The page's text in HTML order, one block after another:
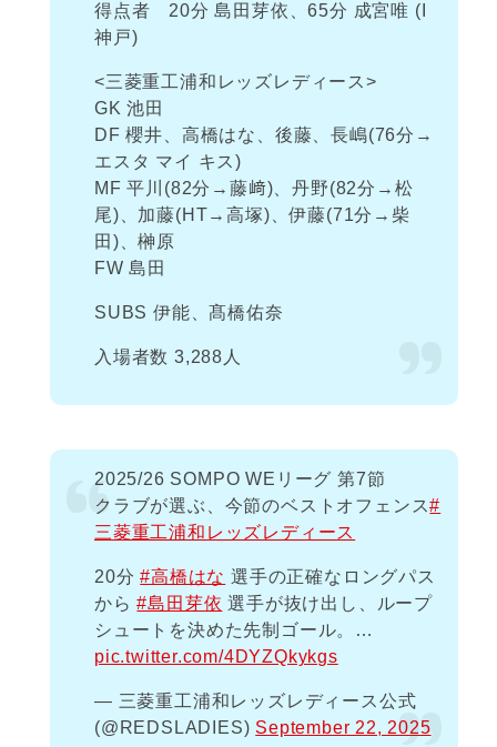
得点者 20分 島田芽依、65分 成宮唯 (I
神戸)
<三菱重工浦和レッズレディース>
GK 池田
DF 櫻井、高橋はな、後藤、長嶋(76分→
エスタ マイ キス)
MF 平川(82分→藤﨑)、丹野(82分→松
尾)、加藤(HT→高塚)、伊藤(71分→柴
田)、榊原
FW 島田
SUBS 伊能、髙橋佑奈
入場者数 3,288人
2025/26 SOMPO WEリーグ 第7節
クラブが選ぶ、今節のベストオフェンス#
三菱重工浦和レッズレディース
20分#高橋はな 選手の正確なロングパス
から#島田芽依 選手が抜け出し、ループ
シュートを決めた先制ゴール。…
pic.twitter.com/4DYZQkykgs
— 三菱重工浦和レッズレディース公式
(@REDSLADIES) September 22, 2025